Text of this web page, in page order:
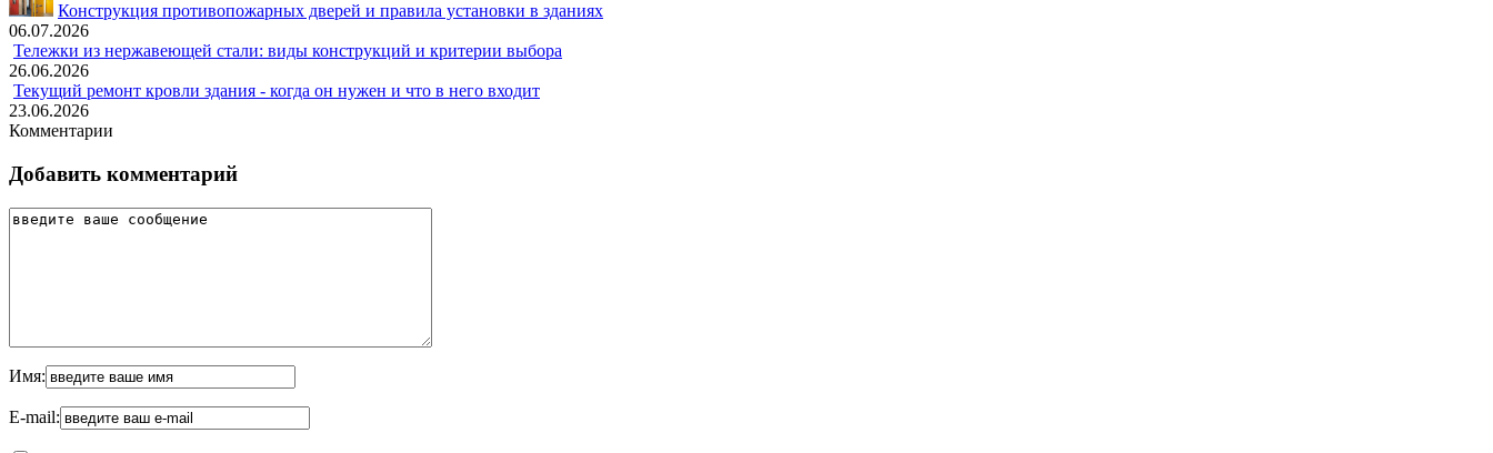
Конструкция противопожарных дверей и правила установки в зданиях
06.07.2026
Тележки из нержавеющей стали: виды конструкций и критерии выбора
26.06.2026
Текущий ремонт кровли здания - когда он нужен и что в него входит
23.06.2026
Комментарии
Добавить комментарий
Имя:
E-mail: